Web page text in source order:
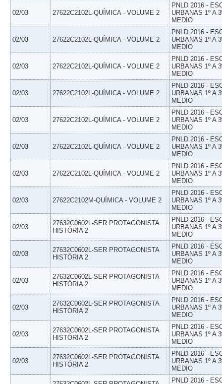
02/03 27622C2102L-QUÍMICA - VOLUME 2
PNLD 2016 -
URBANAS 1º A
MEDIO
02/03 27622C2102L-QUÍMICA - VOLUME 2
PNLD 2016 -
URBANAS 1º A
MEDIO
02/03 27622C2102L-QUÍMICA - VOLUME 2
PNLD 2016 -
URBANAS 1º A
MEDIO
02/03 27622C2102L-QUÍMICA - VOLUME 2
PNLD 2016 -
URBANAS 1º A
MEDIO
02/03 27622C2102L-QUÍMICA - VOLUME 2
PNLD 2016 -
URBANAS 1º A
MEDIO
02/03 27622C2102L-QUÍMICA - VOLUME 2
PNLD 2016 -
URBANAS 1º A
MEDIO
02/03 27622C2102L-QUÍMICA - VOLUME 2
PNLD 2016 -
URBANAS 1º A
MEDIO
02/03 27622C2102M-QUÍMICA - VOLUME 2
PNLD 2016 -
URBANAS 1º A
MEDIO
02/03
27632C0602L-SER PROTAGONISTA
HISTÓRIA 2
PNLD 2016 -
URBANAS 1º A
MEDIO
02/03
27632C0602L-SER PROTAGONISTA
HISTÓRIA 2
PNLD 2016 -
URBANAS 1º A
MEDIO
02/03
27632C0602L-SER PROTAGONISTA
HISTÓRIA 2
PNLD 2016 -
URBANAS 1º A
MEDIO
02/03
27632C0602L-SER PROTAGONISTA
HISTÓRIA 2
PNLD 2016 -
URBANAS 1º A
MEDIO
02/03
27632C0602L-SER PROTAGONISTA
HISTÓRIA 2
PNLD 2016 -
URBANAS 1º A
MEDIO
02/03
27632C0602L-SER PROTAGONISTA
HISTÓRIA 2
PNLD 2016 -
URBANAS 1º A
MEDIO
PNLD 2016 -